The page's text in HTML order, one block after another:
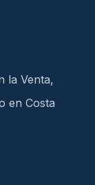
la Venta,
en Costa